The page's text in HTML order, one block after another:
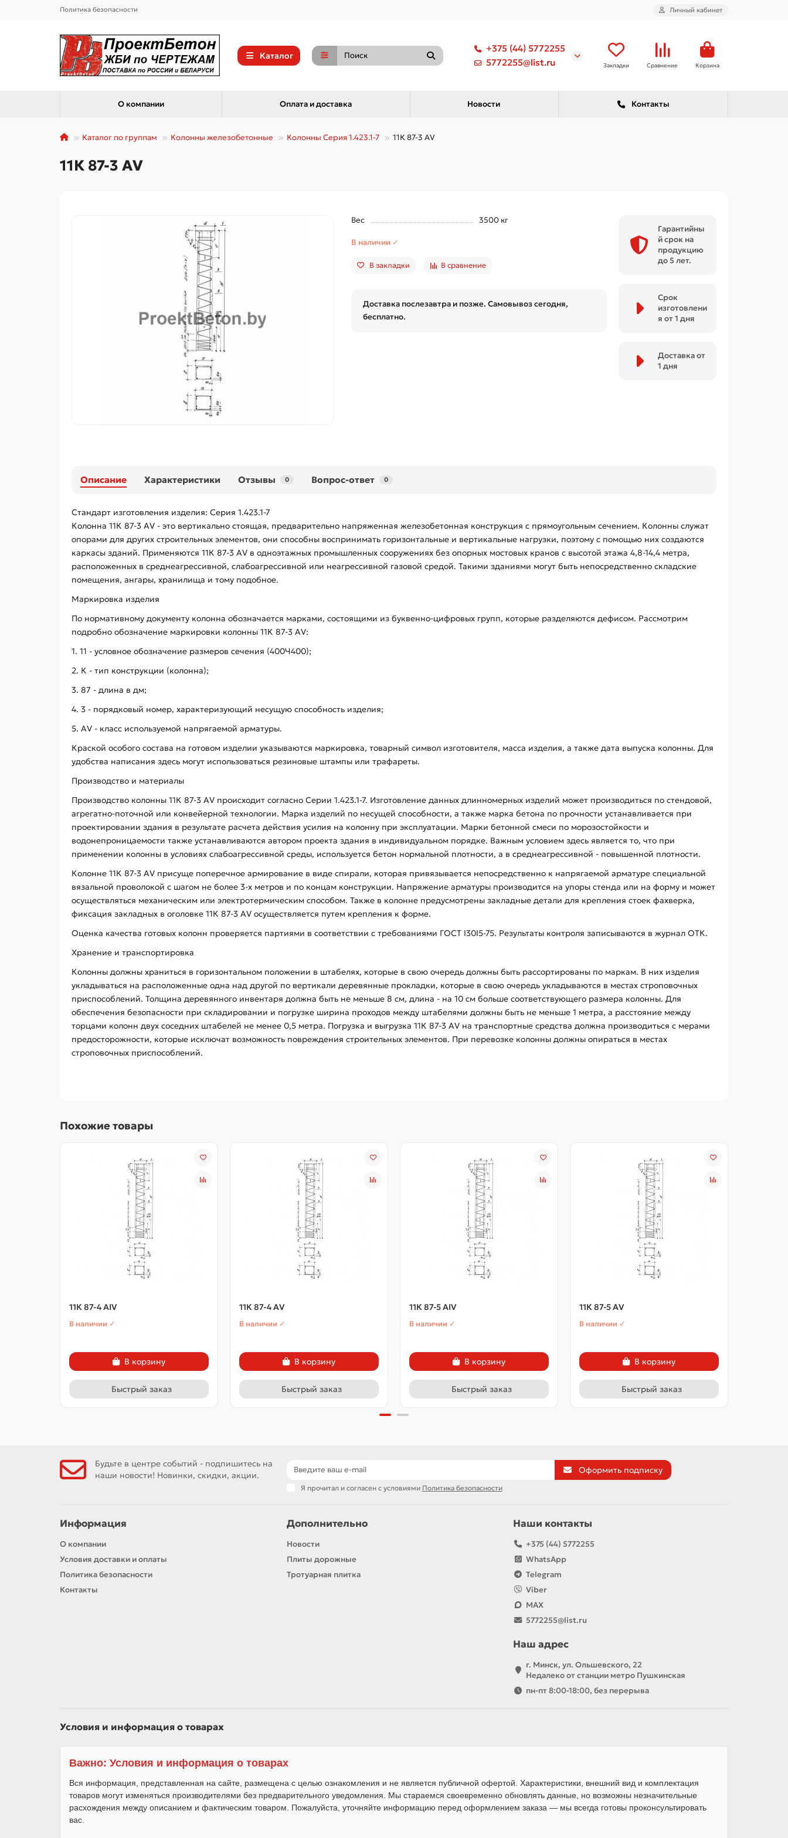
Политика безопасности Личный кабинет
Каталог
+375 (44) 5772255
5772255@list.ru
Закладки Сравнение Корзина
О компании Оплата и доставка Новости Контакты
Каталог по группам Колонны железобетонные Колонны Серия 1.423.1-7 11К 87-3 АV
11К 87-3 АV
Вес 3500 кг
В наличии ✓
В закладки В сравнение
Доставка послезавтра и позже. Самовывоз сегодня,
бесплатно.
Гарантийны
й срок на
продукцию
до 5 лет.
Срок
изготовлени
я от 1 дня
Доставка от
1 дня
Описание Характеристики Отзывы 0 Вопрос-ответ 0
Стандарт изготовления изделия: Серия 1.423.1-7
Колонна 11К 87-3 АV - это вертикально стоящая, предварительно напряженная железобетонная конструкция с прямоугольным сечением. Колонны служат
опорами для других строительных элементов, они способны воспринимать горизонтальные и вертикальные нагрузки, поэтому с помощью них создаются
каркасы зданий. Применяются 11К 87-3 АV в одноэтажных промышленных сооружениях без опорных мостовых кранов с высотой этажа 4,8-14,4 метра,
расположенных в среднеагрессивной, слабоагрессивной или неагрессивной газовой средой. Такими зданиями могут быть непосредственно складские
помещения, ангары, хранилища и тому подобное.
Маркировка изделия
По нормативному документу колонна обозначается марками, состоящими из буквенно-цифровых групп, которые разделяются дефисом. Рассмотрим
подробно обозначение маркировки колонны 11К 87-3 АV:
1. 11 - условное обозначение размеров сечения (400Ч400);
2. К - тип конструкции (колонна);
3. 87 - длина в дм;
4. 3 - порядковый номер, характеризующий несущую способность изделия;
5. AV - класс используемой напрягаемой арматуры.
Краской особого состава на готовом изделии указываются маркировка, товарный символ изготовителя, масса изделия, а также дата выпуска колонны. Для
удобства написания здесь могут использоваться резиновые штампы или трафареты.
Производство и материалы
Производство колонны 11К 87-3 АV происходит согласно Серии 1.423.1-7. Изготовление данных длинномерных изделий может производиться по стендовой,
агрегатно-поточной или конвейерной технологии. Марка изделий по несущей способности, а также марка бетона по прочности устанавливается при
проектировании здания в результате расчета действия усилия на колонну при эксплуатации. Марки бетонной смеси по морозостойкости и
водонепроницаемости также устанавливаются автором проекта здания в индивидуальном порядке. Важным условием здесь является то, что при
применении колонны в условиях слабоагрессивной среды, используется бетон нормальной плотности, а в среднеагрессивной - повышенной плотности.
Колонне 11К 87-3 АV присуще поперечное армирование в виде спирали, которая привязывается непосредственно к напрягаемой арматуре специальной
вязальной проволокой с шагом не более 3-х метров и по концам конструкции. Напряжение арматуры производится на упоры стенда или на форму и может
осуществляться механическим или электротермическим способом. Также в колонне предусмотрены закладные детали для крепления стоек фахверка,
фиксация закладных в оголовке 11К 87-3 АV осуществляется путем крепления к форме.
Оценка качества готовых колонн проверяется партиями в соответствии с требованиями ГОСТ I30I5-75. Результаты контроля записываются в журнал ОТК.
Хранение и транспортировка
Колонны должны храниться в горизонтальном положении в штабелях, которые в свою очередь должны быть рассортированы по маркам. В них изделия
укладываться на расположенные одна над другой по вертикали деревянные прокладки, которые в свою очередь укладываются в местах строповочных
приспособлений. Толщина деревянного инвентаря должна быть не меньше 8 см, длина - на 10 см больше соответствующего размера колонны. Для
обеспечения безопасности при складировании и погрузке ширина проходов между штабелями должны быть не меньше 1 метра, а расстояние между
торцами колонн двух соседних штабелей не менее 0,5 метра. Погрузка и выгрузка 11К 87-3 АV на транспортные средства должна производиться с мерами
предосторожности, которые исключат возможность повреждения строительных элементов. При перевозке колонны должны опираться в местах
строповочных приспособлений.
Похожие товары
11К 87-4 АIV
В наличии ✓
В корзину
Быстрый заказ
11К 87-4 АV
В наличии ✓
В корзину
Быстрый заказ
11К 87-5 АIV
В наличии ✓
В корзину
Быстрый заказ
11К 87-5 АV
В наличии ✓
В корзину
Быстрый заказ
Будьте в центре событий - подпишитесь на
наши новости! Новинки, скидки, акции.
Оформить подписку
Я прочитал и согласен с условиями Политика безопасности
Информация
О компании
Условия доставки и оплаты
Политика безопасности
Контакты
Дополнительно
Новости
Плиты дорожные
Тротуарная плитка
Наши контакты
+375 (44) 5772255
WhatsApp
Telegram
Viber
MAX
5772255@list.ru
Наш адрес
г. Минск, ул. Ольшевского, 22
Недалеко от станции метро Пушкинская
пн-пт 8:00-18:00, без перерыва
Условия и информация о товарах
Важно: Условия и информация о товарах
Вся информация, представленная на сайте, размещена с целью ознакомления и не является публичной офертой. Характеристики, внешний вид и комплектация
товаров могут изменяться производителями без предварительного уведомления. Мы стараемся своевременно обновлять данные, но возможны незначительные
расхождения между описанием и фактическим товаром. Пожалуйста, уточняйте информацию перед оформлением заказа — мы всегда готовы проконсультировать
вас.